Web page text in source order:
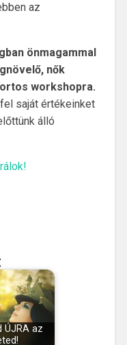
az
önmagammal
nők
workshopra.
saját értékeinket
álló
ÚJRA az